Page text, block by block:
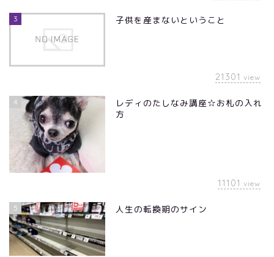
3 子供を産まないということ
21301 view
4
レディのたしなみ講座☆お札の入れ
方
11101 view
5 人生の転換期のサイン